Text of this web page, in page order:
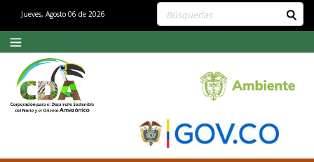
Jueves, Agosto 06 de 2026 Buscar contenido en el sitio